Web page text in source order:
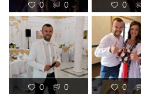
0 0 0
0 0 0